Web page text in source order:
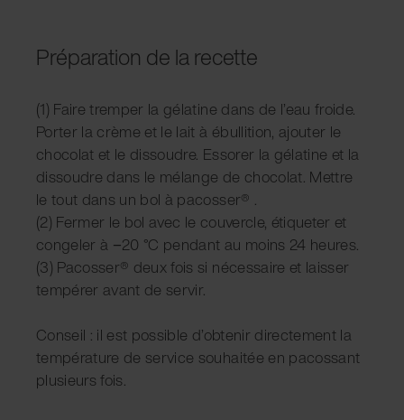
Préparation de la recette
(1) Faire tremper la gélatine dans de l’eau froide.
Porter la crème et le lait à ébullition, ajouter le
chocolat et le dissoudre. Essorer la gélatine et la
dissoudre dans le mélange de chocolat. Mettre
le tout dans un bol à pacosser® .
(2) Fermer le bol avec le couvercle, étiqueter et
congeler à −20 °C pendant au moins 24 heures.
(3) Pacosser® deux fois si nécessaire et laisser
tempérer avant de servir.
Conseil : il est possible d’obtenir directement la
température de service souhaitée en pacossant
plusieurs fois.